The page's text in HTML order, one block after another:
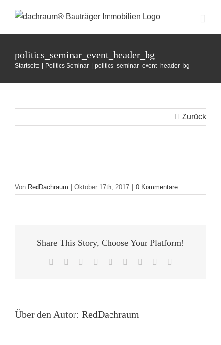
Inhalt
springen
politics_seminar_event_header_bg
Startseite Politics Seminar politics_seminar_event_header_bg
Zurück
Von RedDachraum Oktober 17th, 2017 0 Kommentare
Share This Story, Choose Your Platform!
Facebook Reddit LinkedInWhatsApp
TumblrPinterest
Über den Autor: RedDachraum